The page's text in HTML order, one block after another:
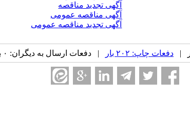
آگهی تجدید مناقصه
آگهی مناقصه عمومی
آگهی تجدید مناقصه عمومی
دفعات چاپ: ۲۰۲ بار | دفعات ارسال به دیگران: ۰ بار |